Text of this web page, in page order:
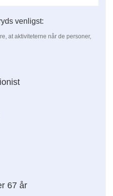
venligst:
at aktiviteterne når de personer,
67 år